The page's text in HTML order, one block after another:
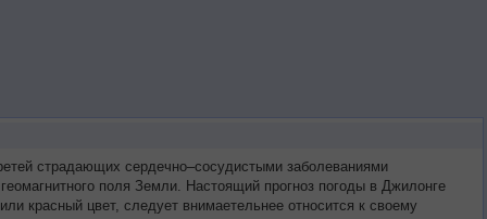
страдающих сердечно–сосудистыми заболеваниями
поля Земли. Настоящий прогноз погоды в Джилонге
красный цвет, следует внимаетельнее относится к своему